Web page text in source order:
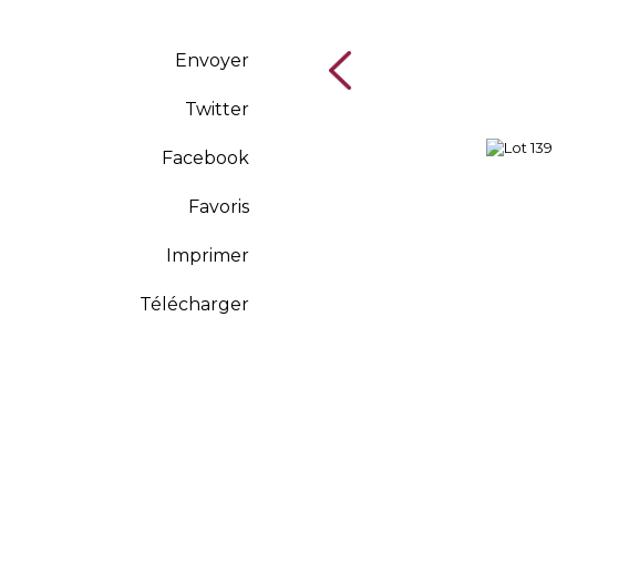
Envoyer
Twitter
Facebook
Favoris
Imprimer
Télécharger